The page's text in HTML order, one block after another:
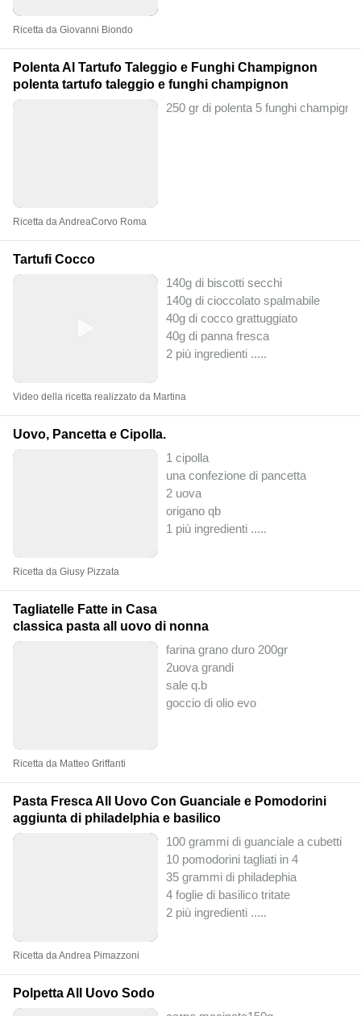
Ricetta da Giovanni Biondo
Polenta Al Tartufo Taleggio e Funghi Champignon
polenta tartufo taleggio e funghi champignon
250 gr di polenta 5 funghi
Ricetta da AndreaCorvo Roma
Tartufi Cocco
140g di biscotti secchi
140g di cioccolato spalmabile
40g di cocco grattuggiato
40g di panna fresca
2 più ingredienti .....
Video della ricetta realizzato da Martina
Uovo, Pancetta e Cipolla.
1 cipolla
una confezione di pancetta
2 uova
origano qb
1 più ingredienti .....
Ricetta da Giusy Pizzata
Tagliatelle Fatte in Casa
classica pasta all uovo di nonna
farina grano duro 200gr
2uova grandi
sale q.b
goccio di olio evo
Ricetta da Matteo Griffanti
Pasta Fresca All Uovo Con Guanciale e Pomodorini
aggiunta di philadelphia e basilico
100 grammi di guanciale a cubetti
10 pomodorini tagliati in 4
35 grammi di philadephia
4 foglie di basilico tritate
2 più ingredienti .....
Ricetta da Andrea Pimazzoni
Polpetta All Uovo Sodo